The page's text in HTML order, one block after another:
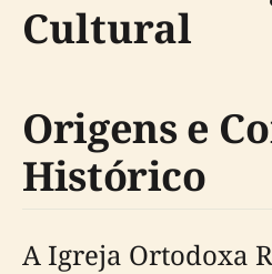
Cultural
Origens e
Histórico
A Igreja Ortodoxa